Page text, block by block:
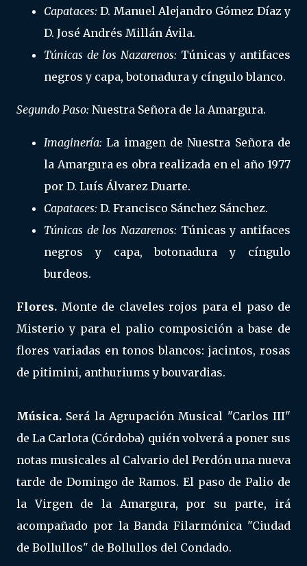
Capataces: D. Manuel Alejandro Gómez Díaz y
D. José Andrés Millán Ávila.
Túnicas de los Nazarenos: Túnicas y antifaces
negros y capa, botonadura y cíngulo blanco.
Segundo Paso: Nuestra Señora de la Amargura.
Imaginería: La imagen de Nuestra Señora de
la Amargura es obra realizada en el año 1977
por D. Luís Álvarez Duarte.
Capataces: D. Francisco Sánchez Sánchez.
Túnicas de los Nazarenos: Túnicas y antifaces
negros y capa, botonadura y cíngulo
burdeos.
Flores. Monte de claveles rojos para el paso de
Misterio y para el palio composición a base de
flores variadas en tonos blancos: jacintos, rosas
de pitimini, anthuriums y bouvardias.
Música. Será la Agrupación Musical "Carlos III"
de La Carlota (Córdoba) quién volverá a poner sus
notas musicales al Calvario del Perdón una nueva
tarde de Domingo de Ramos. El paso de Palio de
la Virgen de la Amargura, por su parte, irá
acompañado por la Banda Filarmónica "Ciudad
de Bollullos" de Bollullos del Condado.